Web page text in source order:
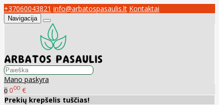
+37060043821 info@arbatospasaulis.lt Kontaktai
Navigacija
Mano paskyra
0 000 €
Prekių krepšelis tuščias!